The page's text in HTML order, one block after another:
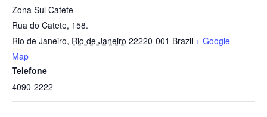
Zona Sul Catete
Rua do Catete, 158.
Rio de Janeiro, Rio de Janeiro 22220-001 Brazil + Google
Map
Telefone
4090-2222